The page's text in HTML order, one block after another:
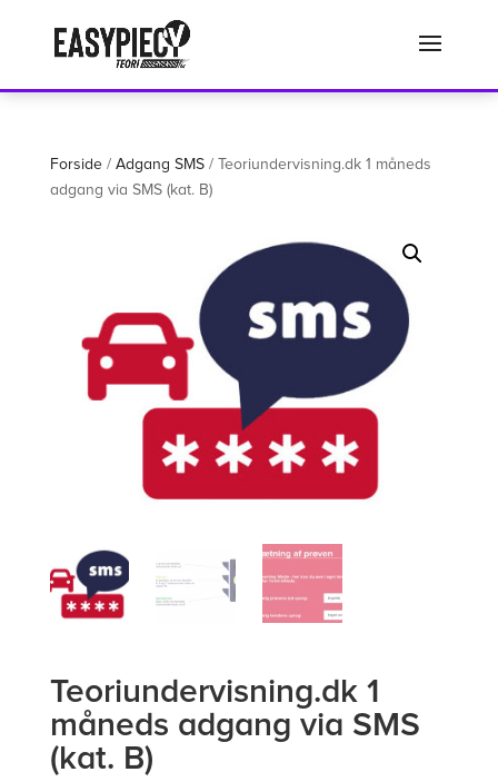
Det er ikke længere muligt at købe via denne side. Benyt vores nye
system ved login med samme brugernavn på www.teoriundervisning.dk
Forside/ Adgang SMS/ Teoriundervisning.dk 1 måneds
adgang via SMS (kat. B)
Teoriundervisning.dk 1
måneds adgang via SMS
(kat. B)